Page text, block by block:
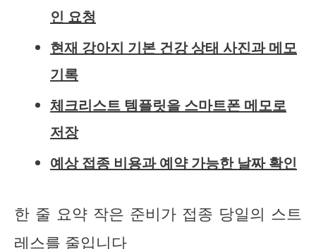
인 요청
현재 강아지 기본 건강 상태 사진과 메모
기록
체크리스트 템플릿을 스마트폰 메모로
저장
예상 접종 비용과 예약 가능한 날짜 확인
한 줄 요약 작은 준비가 접종 당일의 스트
레스를 줄입니다